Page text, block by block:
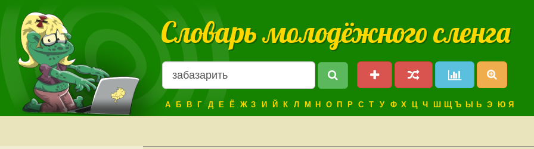
Словарь молодёжного сленга
А Б В Г Д Е Ё Ж З И Й К Л М Н О П Р С Т У Ф Х Ц Ч Ш Щ Ъ Ы Ь Э Ю Я